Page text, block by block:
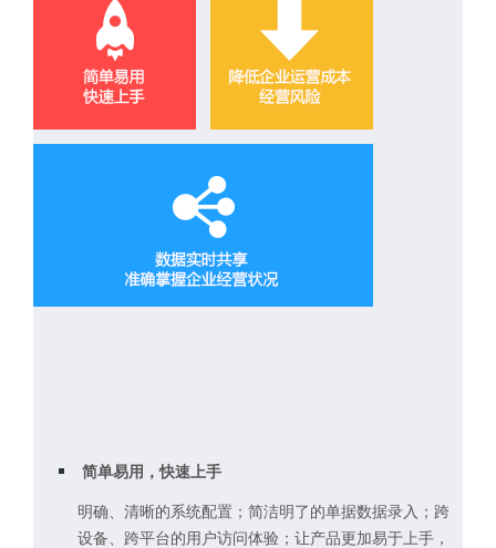
简单易用，快速上手
明确、清晰的系统配置；简洁明了的单据数据录入；跨
设备、跨平台的用户访问体验；让产品更加易于上手，